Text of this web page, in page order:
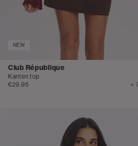
NEW
Club République
Kanten top
€29.95
+